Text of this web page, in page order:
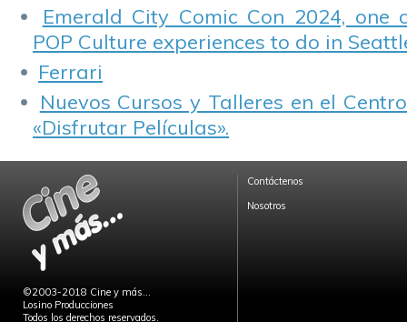
Emerald City Comic Con 2024,
POP Culture experiences to do in
Ferrari
Nuevos Cursos y Talleres en el
«Disfrutar Películas».
©2003-2018 Cine y más...
Losino Producciones
Todos los derechos reservados.
Contáctenos
Nosotros